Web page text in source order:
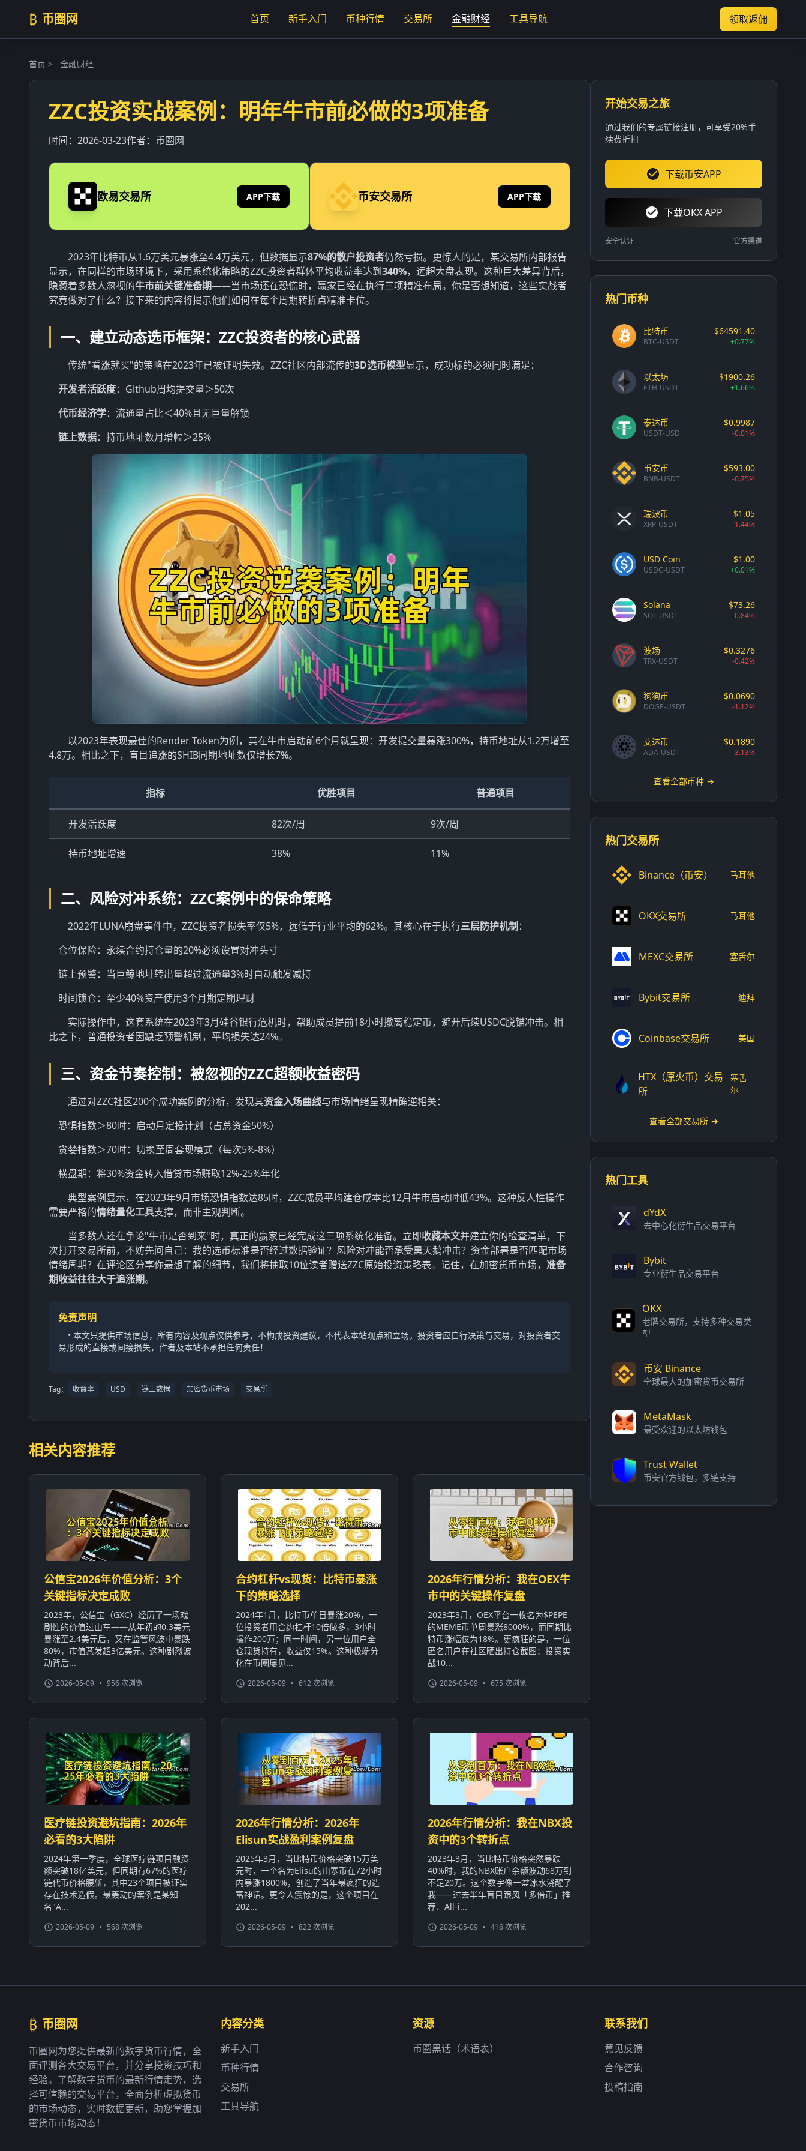
₿ 币圈网 首页 新手入门 币种行情 交易所 金融财经 工具导航 领取返佣
首页 > 金融财经
ZZC投资实战案例：明年牛市前必做的3项准备
时间： 2026-03-23作者： 币圈网
欧易交易所 APP下载 币安交易所 APP下载
2023年比特币从1.6万美元暴涨至4.4万美元，但数据显示87%的散户投资者仍然亏损。更惊人的是，某交易所内部报告
显示，在同样的市场环境下，采用系统化策略的ZZC投资者群体平均收益率达到340%，远超大盘表现。这种巨大差异背后，
隐藏着多数人忽视的牛市前关键准备期——当市场还在恐慌时，赢家已经在执行三项精准布局。你是否想知道，这些实战者
究竟做对了什么？接下来的内容将揭示他们如何在每个周期转折点精准卡位。
一、建立动态选币框架：ZZC投资者的核心武器
传统"看涨就买"的策略在2023年已被证明失效。ZZC社区内部流传的3D选币模型显示，成功标的必须同时满足：
开发者活跃度：Github周均提交量＞50次
代币经济学：流通量占比＜40%且无巨量解锁
链上数据：持币地址数月增幅＞25%
以2023年表现最佳的Render Token为例，其在牛市启动前6个月就呈现：开发提交量暴涨300%，持币地址从1.2万增至
4.8万。相比之下，盲目追涨的SHIB同期地址数仅增长7%。
指标 优胜项目 普通项目
开发活跃度 82次/周 9次/周
持币地址增速 38% 11%
二、风险对冲系统：ZZC案例中的保命策略
2022年LUNA崩盘事件中，ZZC投资者损失率仅5%，远低于行业平均的62%。其核心在于执行三层防护机制 ：
仓位保险：永续合约持仓量的20%必须设置对冲头寸
链上预警：当巨鲸地址转出量超过流通量3%时自动触发减持
时间锁仓：至少40%资产使用3个月期定期理财
实际操作中，这套系统在2023年3月硅谷银行危机时，帮助成员提前18小时撤离稳定币，避开后续USDC脱锚冲击。相
比之下，普通投资者因缺乏预警机制，平均损失达24%。
三、资金节奏控制：被忽视的ZZC超额收益密码
通过对ZZC社区200个成功案例的分析，发现其资金入场曲线与市场情绪呈现精确逆相关：
恐惧指数＞80时：启动月定投计划（占总资金50%）
贪婪指数＞70时：切换至周套现模式（每次5%-8%）
横盘期：将30%资金转入借贷市场赚取12%-25%年化
典型案例显示，在2023年9月市场恐惧指数达85时，ZZC成员平均建仓成本比12月牛市启动时低43%。这种反人性操作
需要严格的情绪量化工具支撑，而非主观判断。
当多数人还在争论"牛市是否到来"时，真正的赢家已经完成这三项系统化准备。立即收藏本文并建立你的检查清单，下
次打开交易所前，不妨先问自己：我的选币标准是否经过数据验证？风险对冲能否承受黑天鹅冲击？资金部署是否匹配市场
情绪周期？在评论区分享你最想了解的细节，我们将抽取10位读者赠送ZZC原始投资策略表。记住，在加密货币市场， 准备
期收益往往大于追涨期。
免责声明
• 本文只提供市场信息，所有内容及观点仅供参考，不构成投资建议，不代表本站观点和立场。投资者应自行决策与交易，对投资者交
易形成的直接或间接损失，作者及本站不承担任何责任！
Tag： 收益率 USD 链上数据 加密货币市场 交易所
相关内容推荐
公信宝2026年价值分析：3个
关键指标决定成败
2023年，公信宝（GXC）经历了一场戏
剧性的价值过山车——从年初的0.3美元
暴涨至2.4美元后，又在监管风波中暴跌
80%，市值蒸发超3亿美元。这种剧烈波
动背后...
2026-05-09 • 956 次浏览
合约杠杆vs现货：比特币暴涨
下的策略选择
2024年1月，比特币单日暴涨20%，一
位投资者用合约杠杆10倍做多，3小时
操作200万；同一时间，另一位用户全
仓现货持有，收益仅15%。这种极端分
化在币圈屡见...
2026-05-09 • 612 次浏览
2026年行情分析：我在OEX牛
市中的关键操作复盘
2023年3月，OEX平台一枚名为$PEPE
的MEME币单周暴涨8000%，而同期比
特币涨幅仅为18%。更疯狂的是，一位
匿名用户在社区晒出持仓截图：投资实
战10...
2026-05-09 • 675 次浏览
医疗链投资避坑指南：2026年
必看的3大陷阱
2024年第一季度，全球医疗链项目融资
额突破18亿美元，但同期有67%的医疗
链代币价格腰斩，其中23个项目被证实
存在技术造假。最轰动的案例是某知
名"A...
2026-05-09 • 568 次浏览
2026年行情分析：2026年
Elisun实战盈利案例复盘
2025年3月，当比特币价格突破15万美
元时，一个名为Elisu的山寨币在72小时
内暴涨1800%，创造了当年最疯狂的造
富神话。更令人震惊的是，这个项目在
202...
2026-05-09 • 822 次浏览
2026年行情分析：我在NBX投
资中的3个转折点
2023年3月，当比特币价格突然暴跌
40%时，我的NBX账户余额波动68万到
不足20万。这个数字像一盆冰水浇醒了
我——过去半年盲目跟风「多倍币」推
荐、All-i...
2026-05-09 • 416 次浏览
开始交易之旅
通过我们的专属链接注册，可享受20%手
续费折扣
下载币安APP
下载OKX APP
安全认证 官方渠道
热门币种
比特币
BTC-USDT
$64591.40
+0.77%
以太坊
ETH-USDT
$1900.26
+1.66%
泰达币
USDT-USD
$0.9987
-0.01%
币安币
BNB-USDT
$593.00
-0.75%
瑞波币
XRP-USDT
$1.05
-1.44%
USD Coin
USDC-USDT
$1.00
+0.01%
Solana
SOL-USDT
$73.26
-0.84%
波场
TRX-USDT
$0.3276
-0.42%
狗狗币
DOGE-USDT
$0.0690
-1.12%
艾达币
ADA-USDT
$0.1890
-3.13%
查看全部币种 →
热门交易所
Binance（币安） 马耳他
OKX交易所 马耳他
MEXC交易所 塞舌尔
Bybit交易所 迪拜
Coinbase交易所 美国
HTX（原火币）交易
所
塞舌
尔
查看全部交易所 →
热门工具
dYdX
去中心化衍生品交易平台
Bybit
专业衍生品交易平台
OKX
老牌交易所，支持多种交易类
型
币安 Binance
全球最大的加密货币交易所
MetaMask
最受欢迎的以太坊钱包
Trust Wallet
币安官方钱包，多链支持
₿ 币圈网
币圈网为您提供最新的数字货币行情，全
面评测各大交易平台，并分享投资技巧和
经验。了解数字货币的最新行情走势，选
择可信赖的交易平台，全面分析虚拟货币
的市场动态，实时数据更新，助您掌握加
密货币市场动态！
内容分类
新手入门
币种行情
交易所
工具导航
资源
币圈黑话（术语表）
联系我们
意见反馈
合作咨询
投稿指南